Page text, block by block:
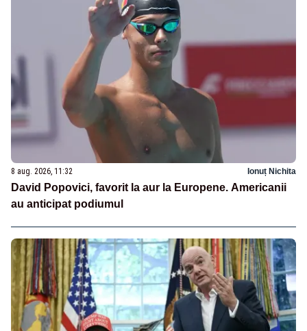
8 aug. 2026, 11:32 Ionuț Nichita
David Popovici, favorit la aur la Europene. Americanii
au anticipat podiumul